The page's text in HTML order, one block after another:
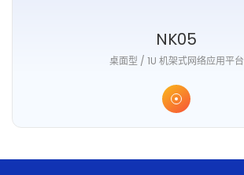
NK05
桌面型 / 1U 机架式网络应用平台